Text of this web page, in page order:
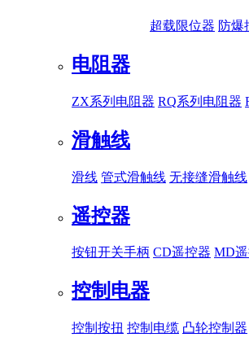
超载限位器 防爆
电阻器
ZX系列电阻器 RQ系列电阻器
滑触线
滑线 管式滑触线 无接缝滑触线
遥控器
按钮开关手柄 CD遥控器 MD
控制电器
控制按扭 控制电缆 凸轮控制器